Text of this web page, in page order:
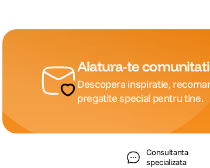
Alatura-te
Descopera inspiratie,
pregatite special pentru tine.
Consultanta
specializata